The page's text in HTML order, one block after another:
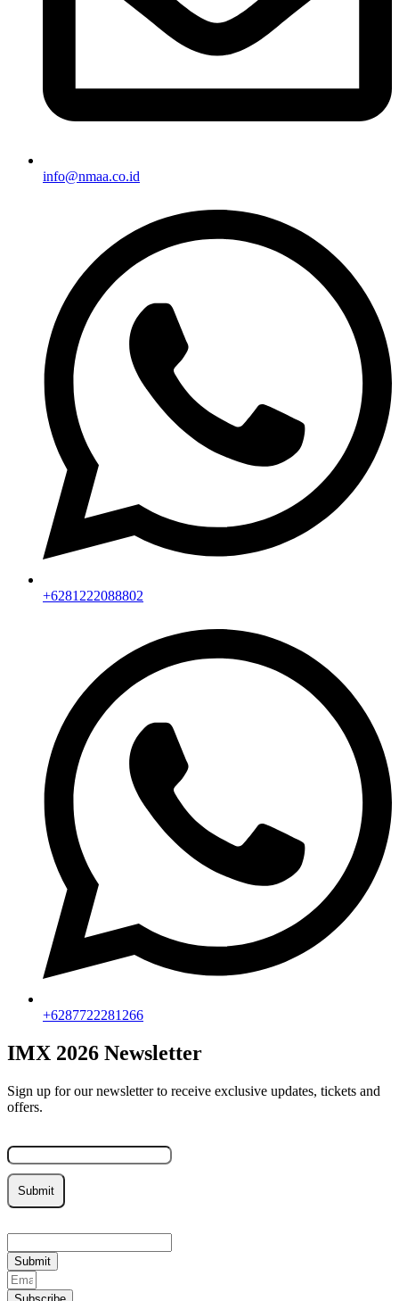
info@nmaa.co.id
+6281222088802
+6287722281266
IMX 2026 Newsletter
Sign up for our newsletter to receive exclusive updates, tickets and
offers.
Submit
Submit